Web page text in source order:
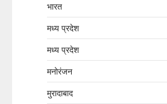
भारत
मध्य प्रदेश
मध्य प्रदेश
मनोरंजन
मुरादाबाद